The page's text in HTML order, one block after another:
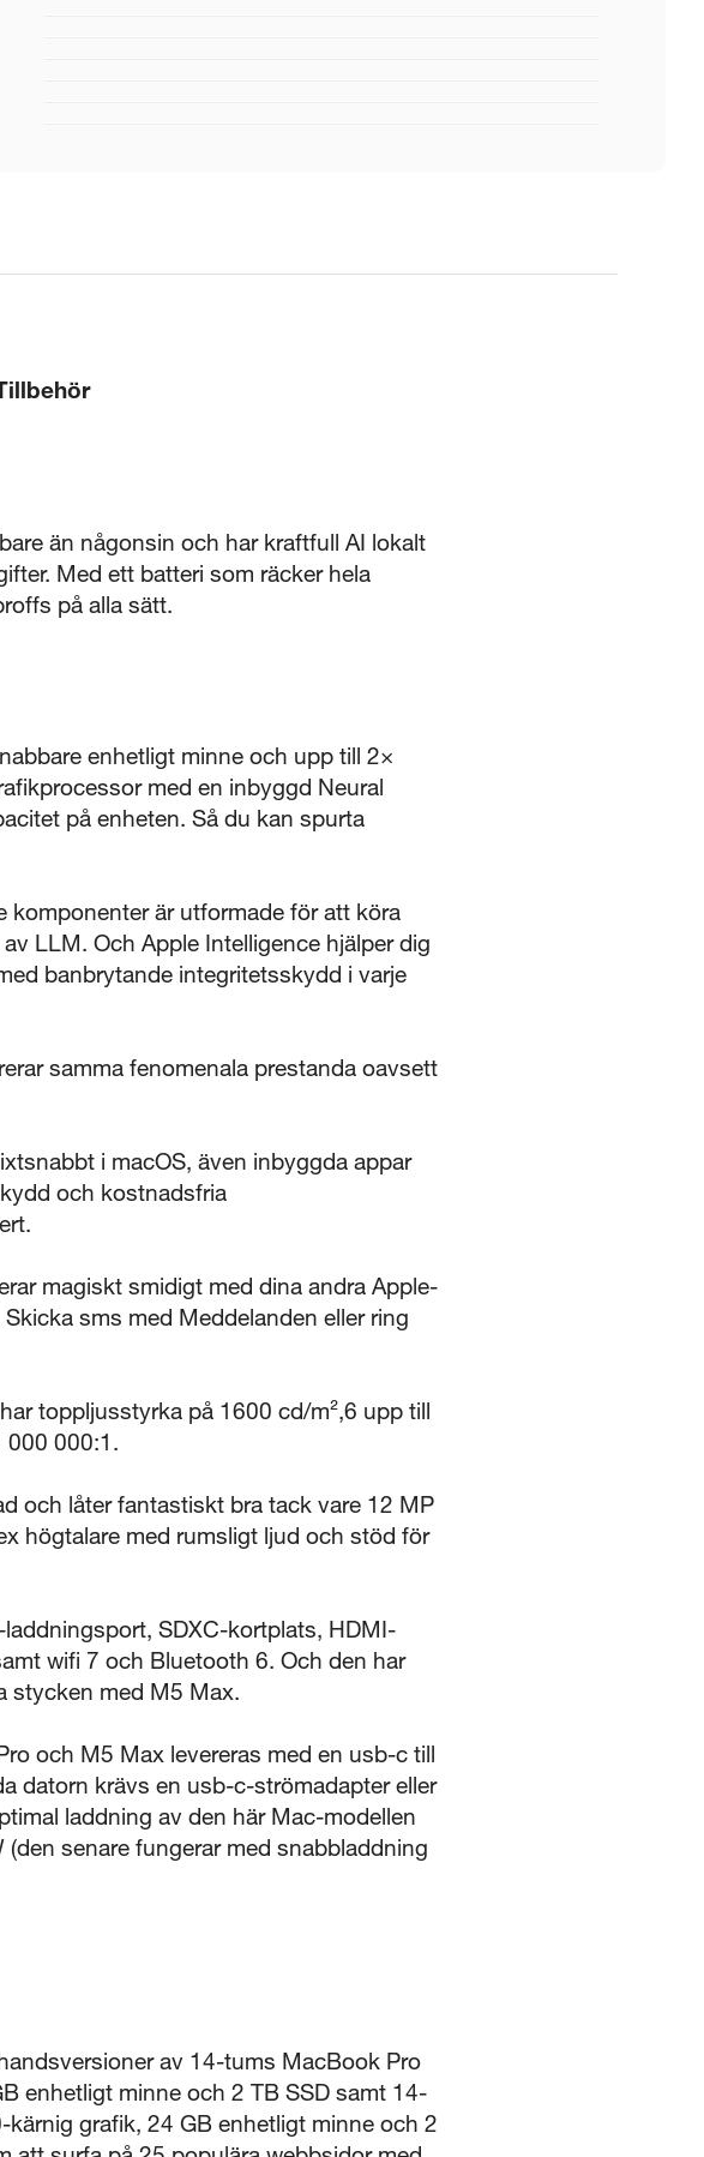
än någonsin och har kraftfull AI lokalt
Med ett batteri som räcker hela
på alla sätt.
enhetligt minne och upp till 2×
med en inbyggd Neural
på enheten. Så du kan spurta
komponenter är utformade för att köra
LLM. Och Apple Intelligence hjälper dig
banbrytande integritetsskydd i varje
samma fenomenala prestanda oavsett
i macOS, även inbyggda appar
och kostnadsfria
magiskt smidigt med dina andra Apple-
sms med Meddelanden eller ring
toppljusstyrka på 1600 cd/m²,6 upp till
000 000:1.
och låter fantastiskt bra tack vare 12 MP
högtalare med rumsligt ljud och stöd för
SDXC-kortplats, HDMI-
wifi 7 och Bluetooth 6. Och den har
stycken med M5 Max.
och M5 Max levereras med en usb-c till
datorn krävs en usb-c-strömadapter eller
laddning av den här Mac-modellen
senare fungerar med snabbladdning
av 14-tums MacBook Pro
enhetligt minne och 2 TB SSD samt 14-
grafik, 24 GB enhetligt minne och 2